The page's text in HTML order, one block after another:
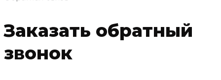
Заказать обратный
звонок